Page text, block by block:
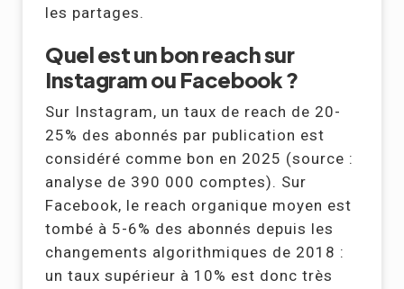
les partages.
Quel est un bon reach sur
Instagram ou Facebook ?
Sur Instagram, un taux de reach de 20-
25% des abonnés par publication est
considéré comme bon en 2025 (source :
analyse de 390 000 comptes). Sur
Facebook, le reach organique moyen est
tombé à 5-6% des abonnés depuis les
changements algorithmiques de 2018 :
un taux supérieur à 10% est donc très